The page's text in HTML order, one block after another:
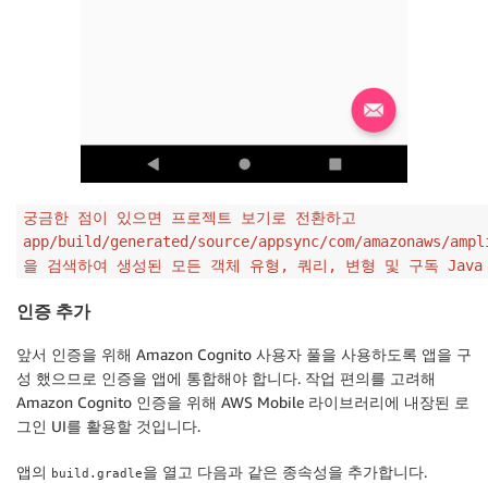
궁금한 점이 있으면 프로젝트 보기로 전환하고
app/build/generated/source/appsync/com/amazonaws/
을 검색하여 생성된 모든 객체 유형, 쿼리, 변형 및 구독 Java
인증 추가
앞서 인증을 위해 Amazon Cognito 사용자 풀을 사용하도록 앱을 구
성 했으므로 인증을 앱에 통합해야 합니다. 작업 편의를 고려해
Amazon Cognito 인증을 위해 AWS Mobile 라이브러리에 내장된 로
그인 UI를 활용할 것입니다.
앱의 build.gradle을 열고 다음과 같은 종속성을 추가합니다.